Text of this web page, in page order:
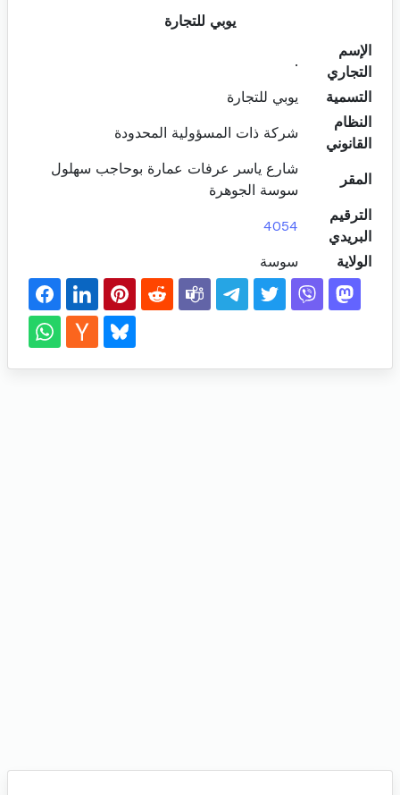
يوبي للتجارة
الإسم
التجاري
.
التسمية
يوبي للتجارة
النظام
القانوني
شركة ذات المسؤولية المحدودة
المقر
شارع ياسر عرفات عمارة بوحاجب سهلول
سوسة الجوهرة
الترقيم
البريدي
4054
الولاية سوسة